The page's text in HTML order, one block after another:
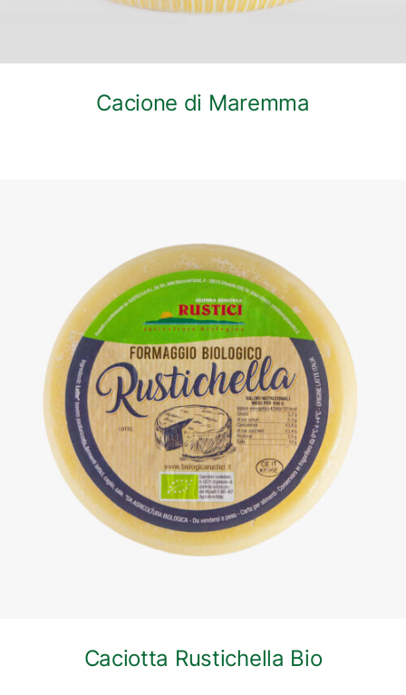
Cacione di Maremma
DETTAGLI
Caciotta Rustichella Bio